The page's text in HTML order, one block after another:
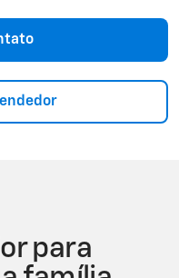
para